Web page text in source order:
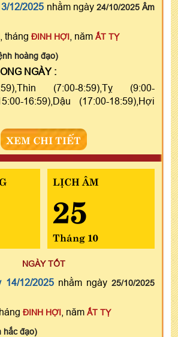
12/2025 nhằm ngày 24/10/2025 Âm
, tháng ĐINH HỢI , năm ẤT TỴ
hoàng đạo)
NGÀY :
(7:00-8:59),Tỵ (9:00-
16:59),Dậu (17:00-18:59),Hợi
XEM CHI TIẾT
LỊCH ÂM
25
Tháng 10
NGÀY TỐT
14/12/2025nhằm ngày25/10/2025
ĐINH HỢI , năm ẤT TỴ
hắc đạo)